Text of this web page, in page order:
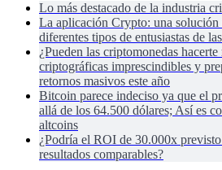
Lo más destacado de la industria
La aplicación Crypto: una solución
diferentes tipos de entusiastas de
¿Pueden las criptomonedas
criptográficas imprescindibles y
retornos masivos este año
Bitcoin parece indeciso ya que el
allá de los 64.500 dólares; Así es
altcoins
¿Podría el ROI de 30.000x
resultados comparables?